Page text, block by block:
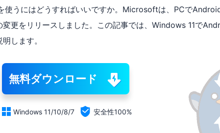
使うにはどうすればいいですか。Microsoftは、PCで
更をリリースしました。この記事では、Windows 11で
します。
無料ダウンロード
 Windows 11/10/8/7  安全性100%